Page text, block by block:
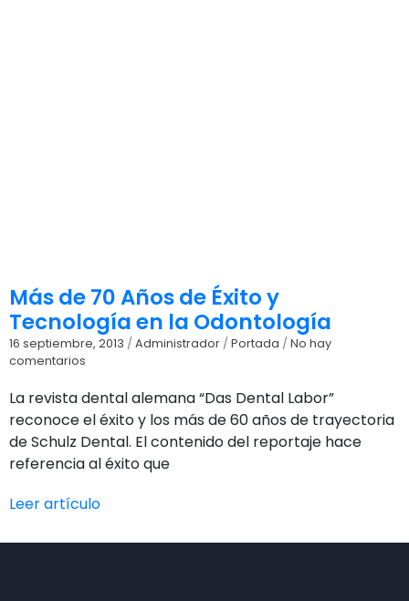
Más de 70 Años de Éxito y
Tecnología en la Odontología
16 septiembre, 2013 / Administrador / Portada / No hay
comentarios
La revista dental alemana “Das Dental Labor”
reconoce el éxito y los más de 60 años de trayectoria
de Schulz Dental. El contenido del reportaje hace
referencia al éxito que
Leer artículo